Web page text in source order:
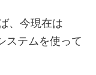
、今現在は
ステムを使って